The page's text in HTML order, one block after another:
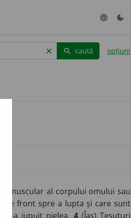
language dark_mode
clear search caută opțiuni
muscular al corpului omului sau
front spre a lupta și care sunt
s-a jupuit pielea. 4(Îas) Țesuturi